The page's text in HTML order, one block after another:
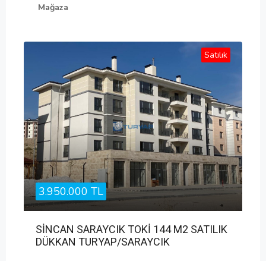
Mağaza
Satılık
3.950.000 TL
SİNCAN SARAYCIK TOKİ 144 M2 SATILIK
DÜKKAN TURYAP/SARAYCIK